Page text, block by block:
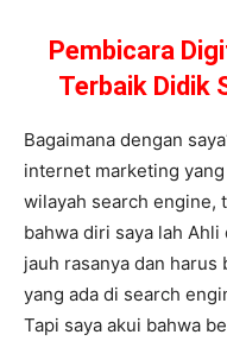
Pembicara
Terbaik Didik
Bagaimana dengan
internet marketing
wilayah search engine,
bahwa diri saya lah
jauh rasanya dan harus
yang ada di search
Tapi saya akui bahwa